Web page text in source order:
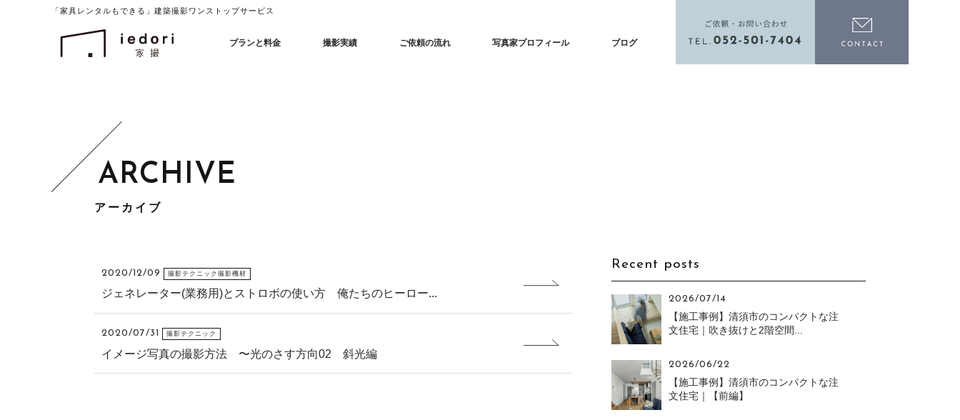
「家具レンタルもできる」建築撮影ワンストップサービス
プランと料金 撮影実績 ご依頼の流れ 写真家プロフィール ブログ
電話をかける
アーカイブ
2020/12/09 撮影テクニック撮影機材
ジェネレーター(業務用)とストロボの使い方 俺たちのヒーロー...
2020/07/31 撮影テクニック
イメージ写真の撮影方法 〜光のさす方向02 斜光編
Recent posts
2026/07/14
【施工事例】清須市のコンパクトな注
文住宅｜吹き抜けと2階空間...
2026/06/22
【施工事例】清須市のコンパクトな注
文住宅｜【前編】